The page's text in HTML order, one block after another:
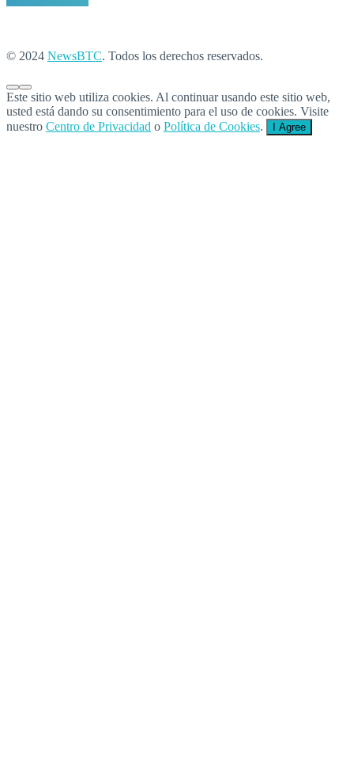
© 2024 NewsBTC. Todos los derechos reservados.
Este sitio web utiliza cookies. Al continuar usando este sitio web,
usted está dando su consentimiento para el uso de cookies. Visite
nuestro Centro de Privacidad o Política de Cookies. I Agree